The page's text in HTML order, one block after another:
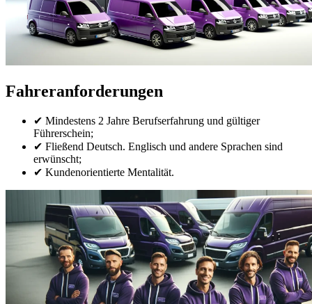
Fahreranforderungen
✔ Mindestens 2 Jahre Berufserfahrung und gültiger
Führerschein;
✔ Fließend Deutsch. Englisch und andere Sprachen sind
erwünscht;
✔ Kundenorientierte Mentalität.